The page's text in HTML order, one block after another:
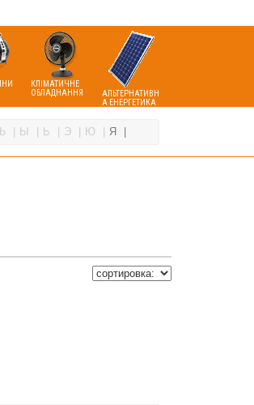
КЛІМАТИЧНЕ
ОБЛАДНАННЯ
АЛЬТЕРНАТИВН
А ЕНЕРГЕТИКА
Ы Ь Э Ю Я